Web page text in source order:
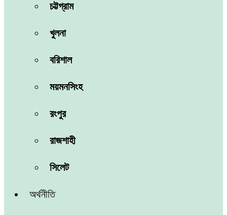
চট্টগ্রাম
খুলনা
বরিশাল
ময়মনসিংহ
রংপুর
রাজশাহী
সিলেট
অর্থনীতি